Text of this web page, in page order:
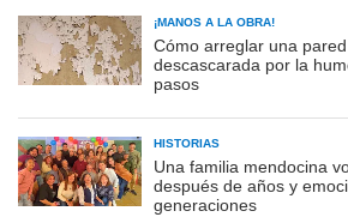
¡MANOS A LA OBRA!
Cómo arreglar una
descascarada por la
pasos
HISTORIAS
Una familia mendocina
después de años y
generaciones